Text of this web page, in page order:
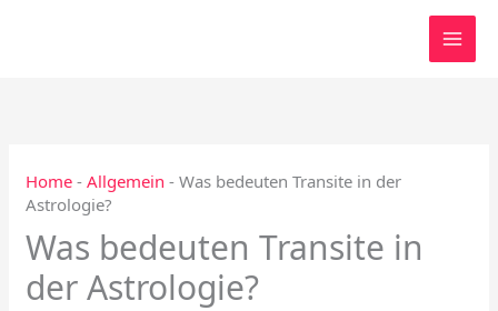
Home -Allgemein -Was bedeuten Transite in der
Astrologie?
Was bedeuten Transite in
der Astrologie?